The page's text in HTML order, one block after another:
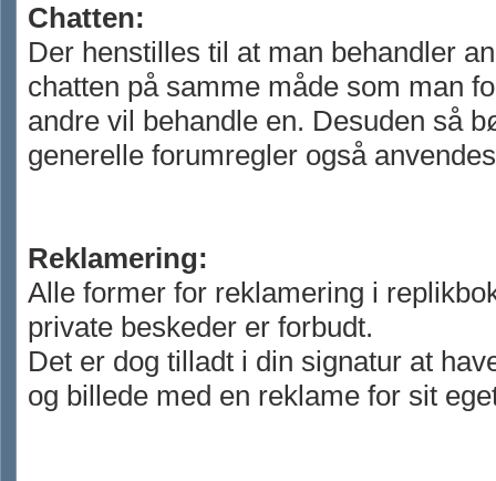
Chatten:
Der henstilles til at man behandler
chatten på samme måde som man
andre vil behandle en. Desuden så
generelle forumregler også
Reklamering:
Alle former for reklamering i
private beskeder er forbudt.
Det er dog tilladt i din signatur at
og billede med en reklame for sit